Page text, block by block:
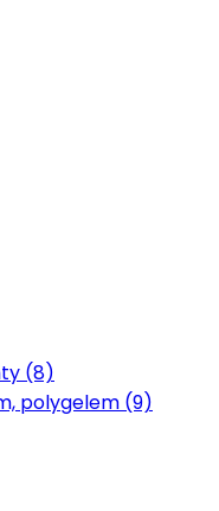
(8)
polygelem (9)